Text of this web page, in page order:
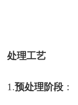
处理工艺
1.预处理阶段 ：